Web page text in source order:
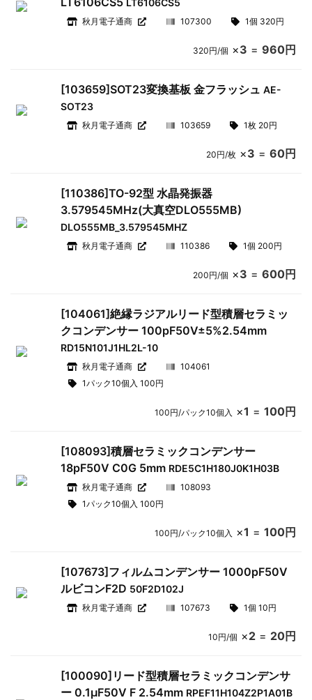
LT6106CS5
秋月電子通商 107300 1個 320円
320円/個 ×3 = 960円
[103659]SOT23変換基板 金フラッシュAE-
SOT23
秋月電子通商 103659 1枚 20円
20円/枚×3 = 60円
[110386]TO-92型 水晶発振器
3.579545MHz(大真空DLO555MB)
DLO555MB_3.579545MHZ
秋月電子通商 110386 1個 200円
200円/個 ×3 = 600円
[104061]絶縁ラジアルリード型積層セラミッ
クコンデンサー 100pF50V±5%2.54mm
RD15N101J1HL2L-10
秋月電子通商
104061
1パック10個入 100円
100円/パック10個入 ×1 = 100円
[108093]積層セラミックコンデンサー
18pF50V C0G 5mm RDE5C1H180J0K1H03B
秋月電子通商
108093
1パック10個入 100円
100円/パック10個入 ×1 = 100円
[107673]フィルムコンデンサー 1000pF50V
ルビコンF2D 50F2D102J
秋月電子通商 107673 1個 10円
10円/個 ×2= 20円
[100090]リード型積層セラミックコンデンサ
ー 0.1μF50V F 2.54mm RPEF11H104Z2P1A01B